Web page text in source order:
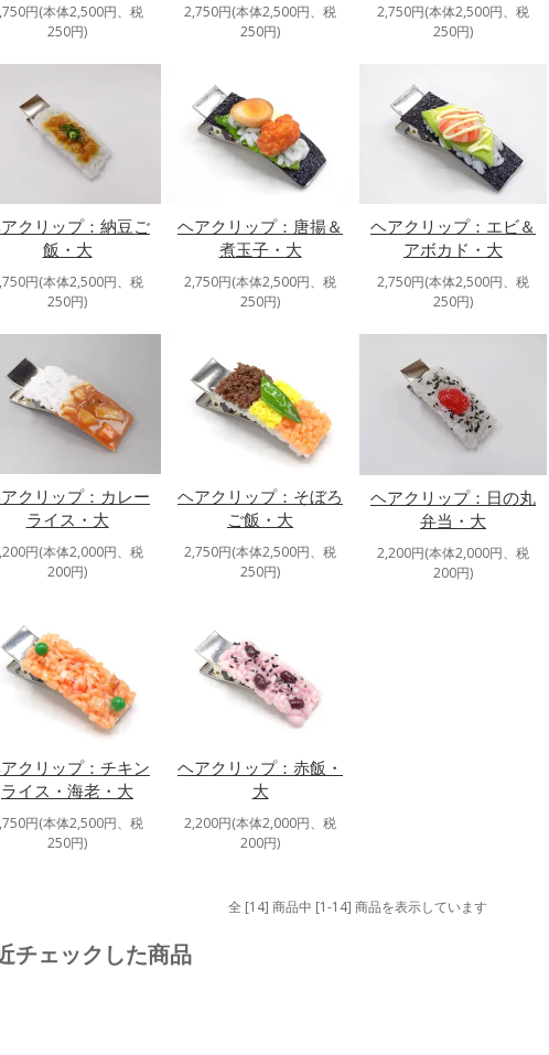
円(本体2,500円、税
250円)
2,750円(本体2,500円、税
250円)
2,750円(本体2,500円、税
250円)
クリップ：納豆ご
飯・大
円(本体2,500円、税
250円)
ヘアクリップ：唐揚＆
煮玉子・大
2,750円(本体2,500円、税
250円)
ヘアクリップ：エビ＆
アボカド・大
2,750円(本体2,500円、税
250円)
クリップ：カレー
ライス・大
円(本体2,000円、税
200円)
ヘアクリップ：そぼろ
ご飯・大
2,750円(本体2,500円、税
250円)
ヘアクリップ：日の丸
弁当・大
2,200円(本体2,000円、税
200円)
クリップ：チキン
ライス・海老・大
円(本体2,500円、税
250円)
ヘアクリップ：赤飯・
大
2,200円(本体2,000円、税
200円)
全 [14] 商品中 [1-14] 商品を表示しています
チェックした商品